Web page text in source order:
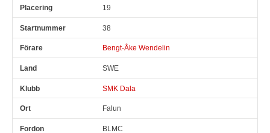
19
38
Bengt-Åke Wendelin
SWE
SMK Dala
Falun
BLMC